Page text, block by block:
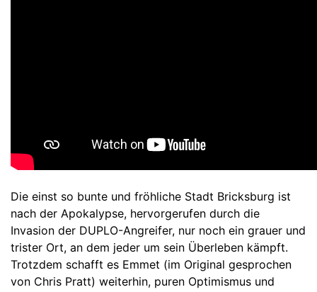
Die einst so bunte und fröhliche Stadt Bricksburg ist
nach der Apokalypse, hervorgerufen durch die
Invasion der DUPLO-Angreifer, nur noch ein grauer und
trister Ort, an dem jeder um sein Überleben kämpft.
Trotzdem schafft es Emmet (im Original gesprochen
von Chris Pratt) weiterhin, puren Optimismus und